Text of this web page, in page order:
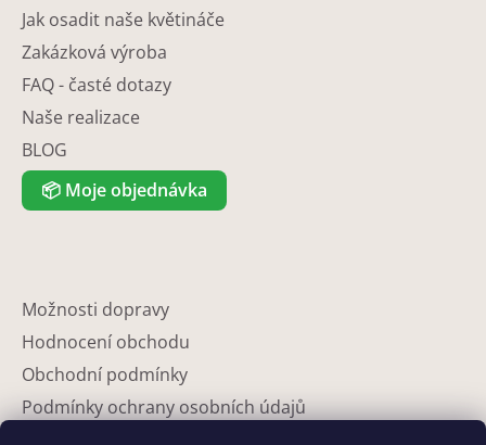
Jak osadit naše květináče
Zakázková výroba
FAQ - časté dotazy
Naše realizace
BLOG
📦 Moje objednávka
Možnosti dopravy
Hodnocení obchodu
Obchodní podmínky
Podmínky ochrany osobních údajů